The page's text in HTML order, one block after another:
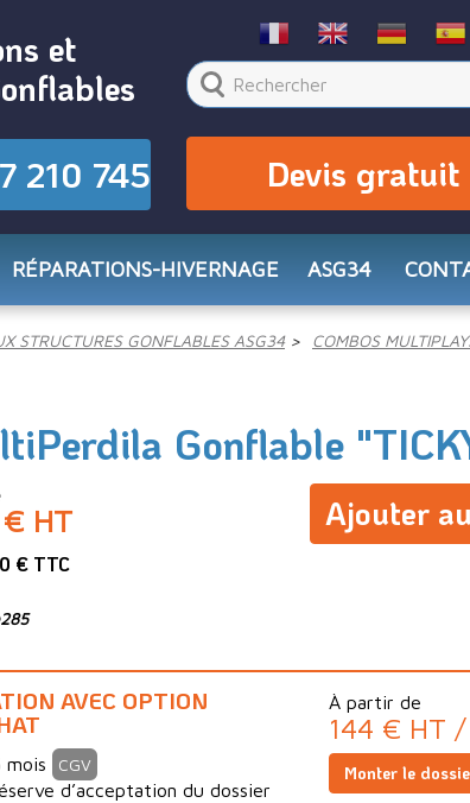
et
210 745 Devis gratuit
RÉPARATIONS-HIVERNAGE ASG34
STRUCTURES GONFLABLES ASG34
COMBOS
Gonflable
HT
€ TTC
Ajouter
AVEC OPTION
mois CGV
d’acceptation du dossier
À partir de
144 € HT
Monter le